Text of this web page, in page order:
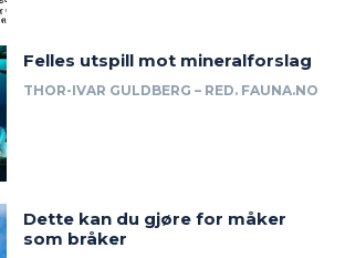
Felles utspill mot mineralforslag
THOR-IVAR GULDBERG – RED. FAUNA.NO
Dette kan du gjøre for måker
som bråker